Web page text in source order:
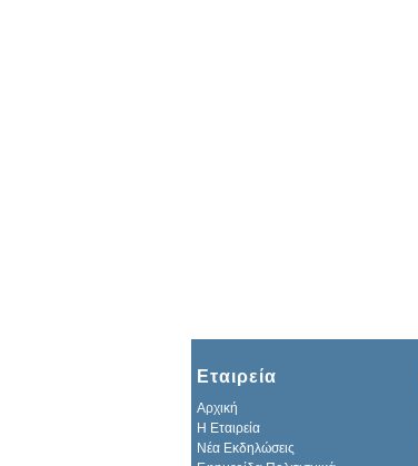
Εταιρεία
Αρχική
H Εταιρεία
Νέα Εκδηλώσεις